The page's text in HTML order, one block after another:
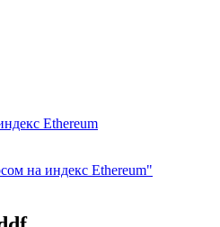
Ethereum
на индекс Ethereum"